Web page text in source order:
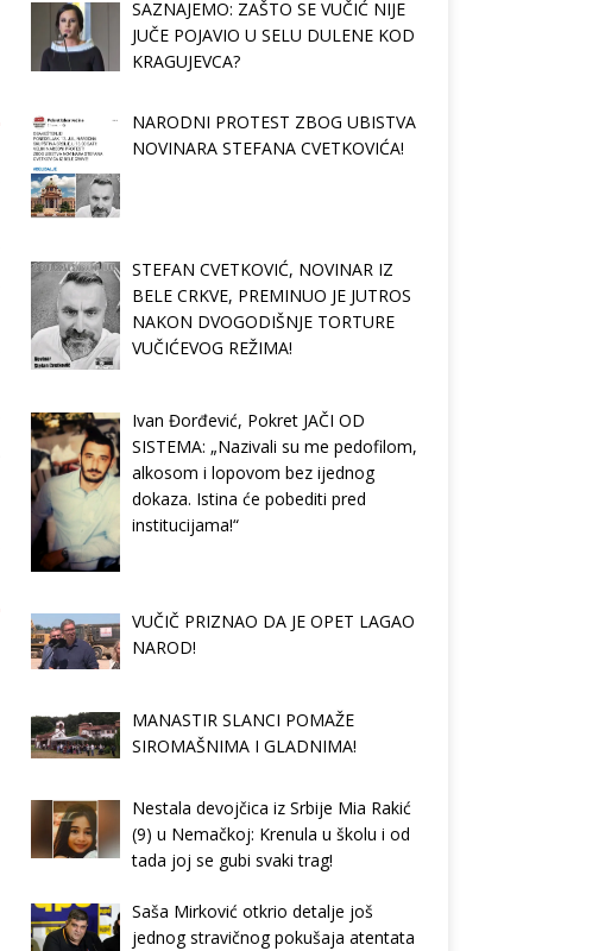
SAZNAJEMO: ZAŠTO SE VUČIĆ NIJE
JUČE POJAVIO U SELU DULENE KOD
KRAGUJEVCA?
NARODNI PROTEST ZBOG UBISTVA
NOVINARA STEFANA CVETKOVIĆA!
STEFAN CVETKOVIĆ, NOVINAR IZ
BELE CRKVE, PREMINUO JE JUTROS
NAKON DVOGODIŠNJE TORTURE
VUČIĆEVOG REŽIMA!
Ivan Đorđević, Pokret JAČI OD
SISTEMA: „Nazivali su me pedofilom,
alkosom i lopovom bez ijednog
dokaza. Istina će pobediti pred
institucijama!“
VUČIČ PRIZNAO DA JE OPET LAGAO
NAROD!
MANASTIR SLANCI POMAŽE
SIROMAŠNIMA I GLADNIMA!
Nestala devojčica iz Srbije Mia Rakić
(9) u Nemačkoj: Krenula u školu i od
tada joj se gubi svaki trag!
Saša Mirković otkrio detalje još
jednog stravičnog pokušaja atentata